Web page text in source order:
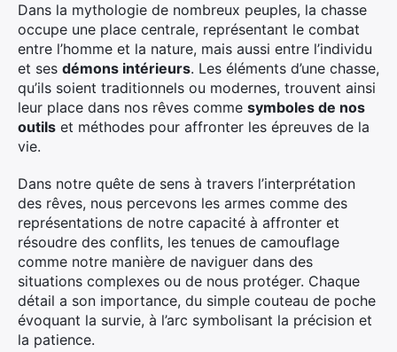
Dans la mythologie de nombreux peuples, la chasse
occupe une place centrale, représentant le combat
entre l’homme et la nature, mais aussi entre l’individu
et ses démons intérieurs. Les éléments d’une chasse,
qu’ils soient traditionnels ou modernes, trouvent ainsi
leur place dans nos rêves comme symboles de nos
outils et méthodes pour affronter les épreuves de la
vie.
Dans notre quête de sens à travers l’interprétation
des rêves, nous percevons les armes comme des
représentations de notre capacité à affronter et
résoudre des conflits, les tenues de camouflage
comme notre manière de naviguer dans des
situations complexes ou de nous protéger. Chaque
détail a son importance, du simple couteau de poche
évoquant la survie, à l’arc symbolisant la précision et
la patience.